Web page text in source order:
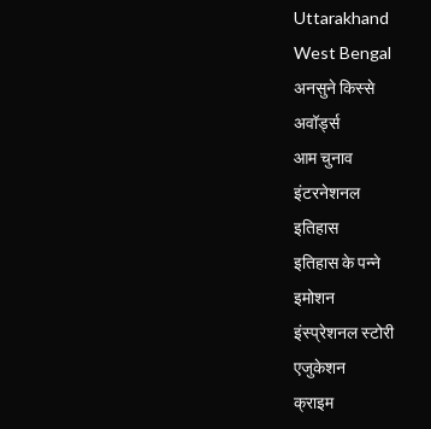
Uttarakhand
West Bengal
अनसुने किस्से
अवॉर्ड्स
आम चुनाव
इंटरनेशनल
इतिहास
इतिहास के पन्ने
इमोशन
इंस्प्रेशनल स्टोरी
एजुकेशन
क्राइम